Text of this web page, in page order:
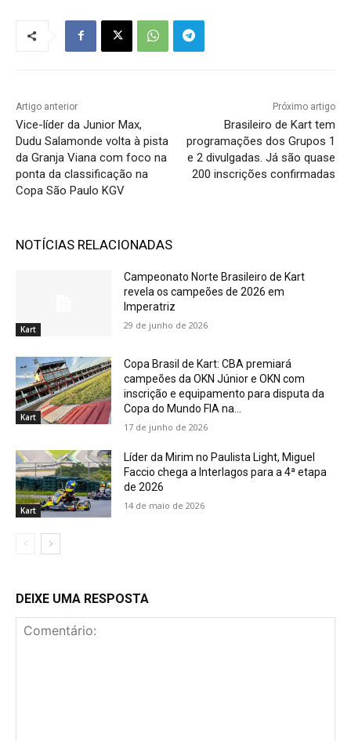
Artigo anterior
Vice-líder da Junior Max,
Dudu Salamonde volta à pista
da Granja Viana com foco na
ponta da classificação na
Copa São Paulo KGV
Próximo artigo
Brasileiro de Kart tem
programações dos Grupos 1
e 2 divulgadas. Já são quase
200 inscrições confirmadas
NOTÍCIAS RELACIONADAS
Kart
Campeonato Norte Brasileiro de Kart
revela os campeões de 2026 em
Imperatriz
29 de junho de 2026
Kart
Copa Brasil de Kart: CBA premiará
campeões da OKN Júnior e OKN com
inscrição e equipamento para disputa da
Copa do Mundo FIA na...
17 de junho de 2026
Kart
Líder da Mirim no Paulista Light, Miguel
Faccio chega a Interlagos para a 4ª etapa
de 2026
14 de maio de 2026
DEIXE UMA RESPOSTA